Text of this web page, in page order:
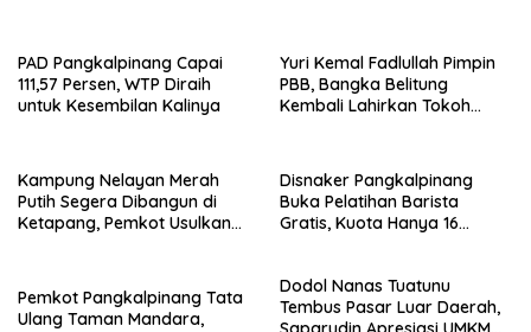
PAD Pangkalpinang Capai
111,57 Persen, WTP Diraih
untuk Kesembilan Kalinya
Yuri Kemal Fadlullah Pimpin
PBB, Bangka Belitung
Kembali Lahirkan Tokoh
Kampung Nelayan Merah
Putih Segera Dibangun di
Ketapang, Pemkot Usulkan
Disnaker Pangkalpinang
Buka Pelatihan Barista
Gratis, Kuota Hanya 16
Pemkot Pangkalpinang Tata
Ulang Taman Mandara,
Dodol Nanas Tuatunu
Tembus Pasar Luar Daerah,